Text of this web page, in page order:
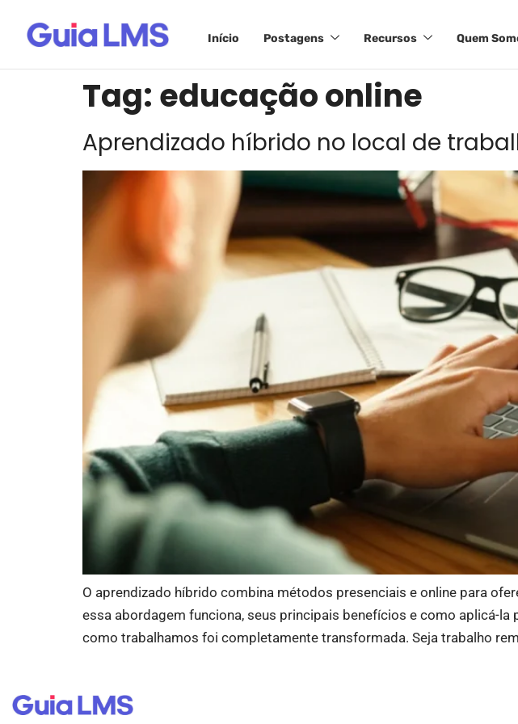
Início Postagens Recursos Quem
Tag: educação online
Aprendizado híbrido no local de
O aprendizado híbrido combina métodos presenciais e online para
essa abordagem funciona, seus principais benefícios e como aplicá-
como trabalhamos foi completamente transformada. Seja trabalho